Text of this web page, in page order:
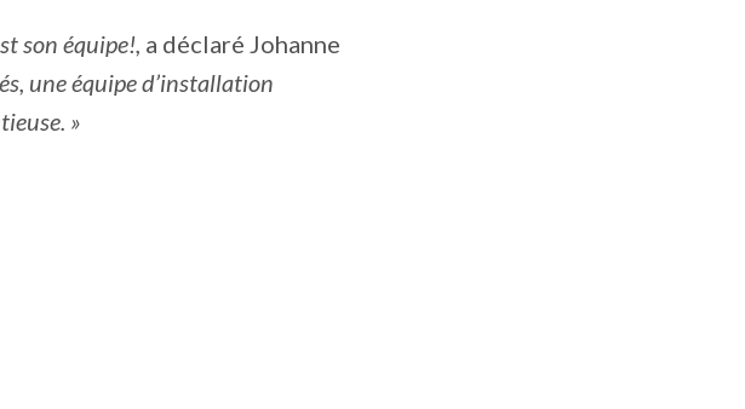
son équipe!, a déclaré Johanne
une équipe d’installation
»